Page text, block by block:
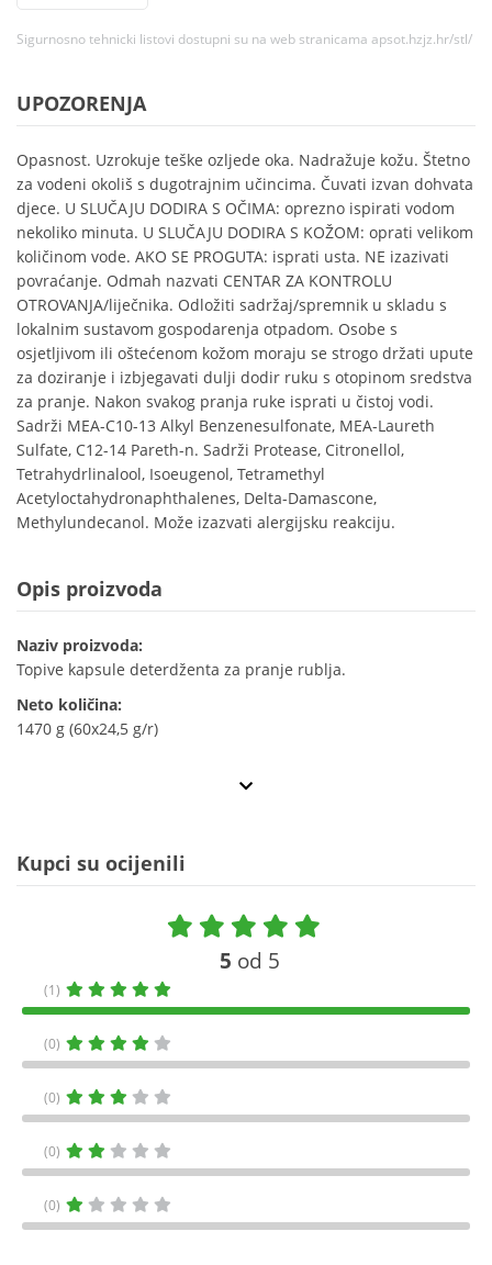
Sigurnosno tehnicki listovi dostupni su na web stranicama apsot.hzjz.hr/stl/
UPOZORENJA
Opasnost. Uzrokuje teške ozljede oka. Nadražuje kožu. Štetno
za vodeni okoliš s dugotrajnim učincima. Čuvati izvan dohvata
djece. U SLUČAJU DODIRA S OČIMA: oprezno ispirati vodom
nekoliko minuta. U SLUČAJU DODIRA S KOŽOM: oprati velikom
količinom vode. AKO SE PROGUTA: isprati usta. NE izazivati
povraćanje. Odmah nazvati CENTAR ZA KONTROLU
OTROVANJA/liječnika. Odložiti sadržaj/spremnik u skladu s
lokalnim sustavom gospodarenja otpadom. Osobe s
osjetljivom ili oštećenom kožom moraju se strogo držati upute
za doziranje i izbjegavati dulji dodir ruku s otopinom sredstva
za pranje. Nakon svakog pranja ruke isprati u čistoj vodi.
Sadrži MEA-C10-13 Alkyl Benzenesulfonate, MEA-Laureth
Sulfate, C12-14 Pareth-n. Sadrži Protease, Citronellol,
Tetrahydrlinalool, Isoeugenol, Tetramethyl
Acetyloctahydronaphthalenes, Delta-Damascone,
Methylundecanol. Može izazvati alergijsku reakciju.
Opis proizvoda
Naziv proizvoda:
Topive kapsule deterdženta za pranje rublja.
Neto količina:
1470 g (60x24,5 g/r)
Kupci su ocijenili
5 od 5
(1)
(0)
(0)
(0)
(0)